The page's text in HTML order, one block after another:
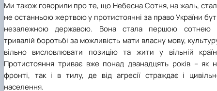
Ми також говорили про те, що Небесна Сотня, на жаль,
не останньою жертвою у протистоянні за право України
незалежною державою. Вона стала першою сотнею
тривалій боротьбі за можливість мати власну мову,
вільно висловлювати позицію та жити у вільній
Протистояння триває вже понад дванадцять років – як
фронті, так і в тилу, де від агресії страждає і
населення.